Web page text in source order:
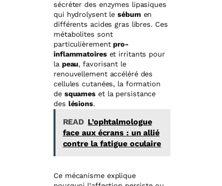
sécréter des enzymes lipasiques
qui hydrolysent lesébum en
différents acides gras libres. Ces
métabolites sont
particulièrementpro-
inflammatoireset irritants pour
la peau, favorisant le
renouvellement accéléré des
cellules cutanées, la formation
de squames et la persistance
des lésions.
READ L’ophtalmologue
face aux écrans : un allié
contre la fatigue oculaire
Ce mécanisme explique